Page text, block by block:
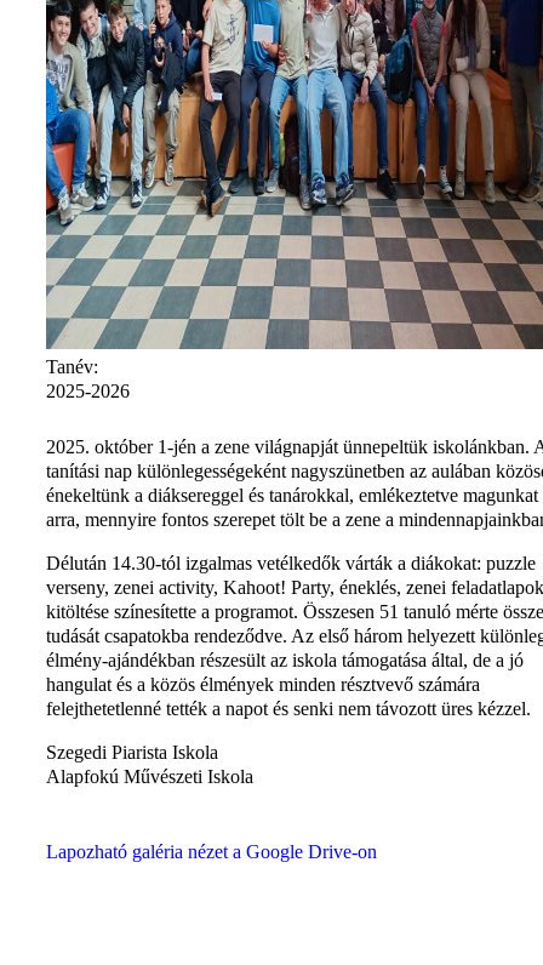
Tanév:
2025-2026
2025. október 1-jén a zene világnapját ünnepeltük iskolánkban.
tanítási nap különlegességeként nagyszünetben az aulában
énekeltünk a diáksereggel és tanárokkal, emlékeztetve magunkat
arra, mennyire fontos szerepet tölt be a zene a
Délután 14.30-tól izgalmas vetélkedők várták a diákokat: puzzle
verseny, zenei activity, Kahoot! Party, éneklés, zenei feladatlapok
kitöltése színesítette a programot. Összesen 51 tanuló mérte össze
tudását csapatokba rendeződve. Az első három helyezett
élmény-ajándékban részesült az iskola támogatása által, de a jó
hangulat és a közös élmények minden résztvevő számára
felejthetetlenné tették a napot és senki nem távozott üres kézzel.
Szegedi Piarista Iskola
Alapfokú Művészeti Iskola
Lapozható galéria nézet a Google Drive-on